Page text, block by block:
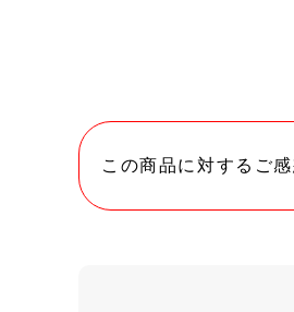
この商品に対するご